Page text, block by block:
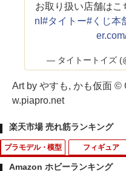
お取り扱い店舗は
nI #タイトー#くじ本
— タイトートイズ
Art by やすも, かも仮面 ©
w.piapro.net
楽天市場 売れ筋ランキング
プラモデル・模型 フィギュア
Amazon ホビーランキング